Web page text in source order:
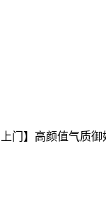
门】高颜值气质御